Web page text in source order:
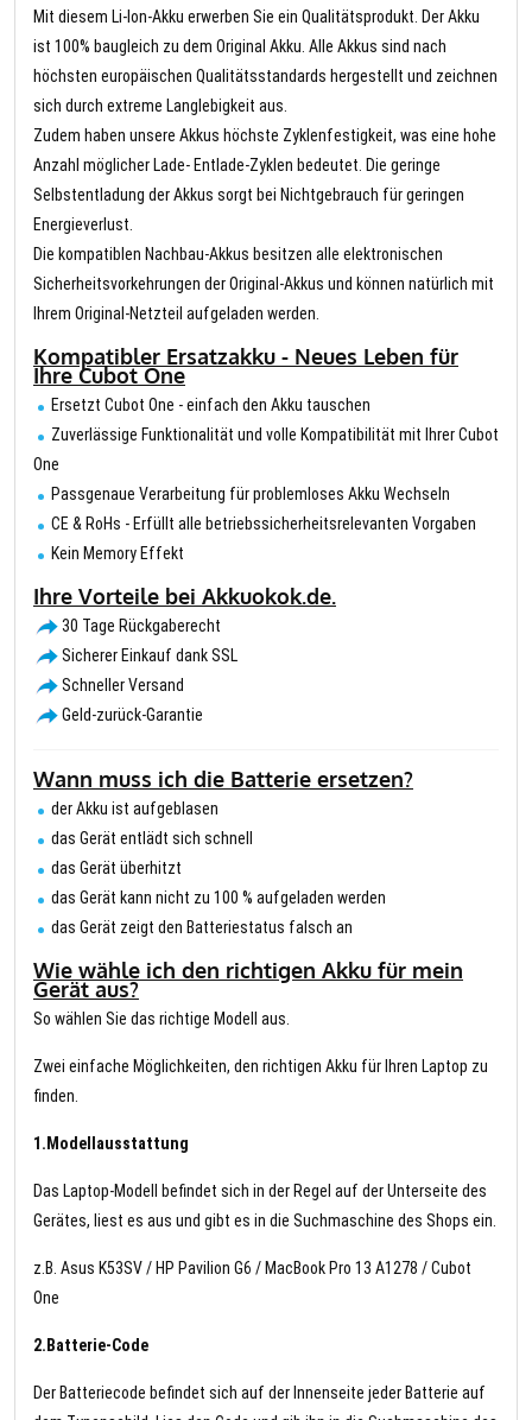
Mit diesem Li-Ion-Akku erwerben Sie ein Qualitätsprodukt. Der Akku
ist 100% baugleich zu dem Original Akku. Alle Akkus sind nach
höchsten europäischen Qualitätsstandards hergestellt und zeichnen
sich durch extreme Langlebigkeit aus.
Zudem haben unsere Akkus höchste Zyklenfestigkeit, was eine hohe
Anzahl möglicher Lade- Entlade-Zyklen bedeutet. Die geringe
Selbstentladung der Akkus sorgt bei Nichtgebrauch für geringen
Energieverlust.
Die kompatiblen Nachbau-Akkus besitzen alle elektronischen
Sicherheitsvorkehrungen der Original-Akkus und können natürlich mit
Ihrem Original-Netzteil aufgeladen werden.
Kompatibler Ersatzakku - Neues Leben für
Ihre Cubot One
Ersetzt Cubot One - einfach den Akku tauschen
Zuverlässige Funktionalität und volle Kompatibilität mit Ihrer Cubot
One
Passgenaue Verarbeitung für problemloses Akku Wechseln
CE & RoHs - Erfüllt alle betriebssicherheitsrelevanten Vorgaben
Kein Memory Effekt
Ihre Vorteile bei Akkuokok.de.
30 Tage Rückgaberecht
Sicherer Einkauf dank SSL
Schneller Versand
Geld-zurück-Garantie
Wann muss ich die Batterie ersetzen?
der Akku ist aufgeblasen
das Gerät entlädt sich schnell
das Gerät überhitzt
das Gerät kann nicht zu 100 % aufgeladen werden
das Gerät zeigt den Batteriestatus falsch an
Wie wähle ich den richtigen Akku für mein
Gerät aus?
So wählen Sie das richtige Modell aus.
Zwei einfache Möglichkeiten, den richtigen Akku für Ihren Laptop zu
finden.
1.Modellausstattung
Das Laptop-Modell befindet sich in der Regel auf der Unterseite des
Gerätes, liest es aus und gibt es in die Suchmaschine des Shops ein.
z.B. Asus K53SV / HP Pavilion G6 / MacBook Pro 13 A1278 / Cubot
One
2.Batterie-Code
Der Batteriecode befindet sich auf der Innenseite jeder Batterie auf